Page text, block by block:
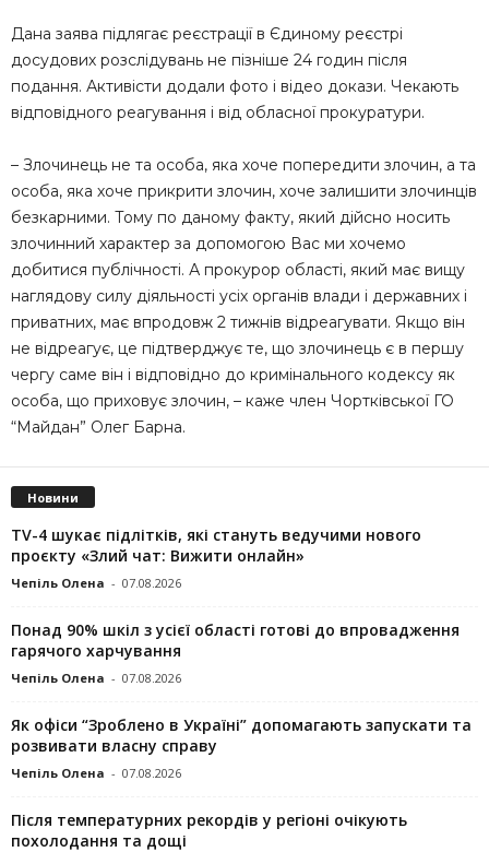
Дана заява підлягає реєстрації в Єдиному реєстрі
досудових розслідувань не пізніше 24 годин після
подання. Активісти додали фото і відео докази. Чекають
відповідного реагування і від обласної прокуратури.
– Злочинець не та особа, яка хоче попередити злочин, а та
особа, яка хоче прикрити злочин, хоче залишити злочинців
безкарними. Тому по даному факту, який дійсно носить
злочинний характер за допомогою Вас ми хочемо
добитися публічності. А прокурор області, який має вищу
наглядову силу діяльності усіх органів влади і державних і
приватних, має впродовж 2 тижнів відреагувати. Якщо він
не відреагує, це підтверджує те, що злочинець є в першу
чергу саме він і відповідно до кримінального кодексу як
особа, що приховує злочин, – каже член Чортківської ГО
“Майдан” Олег Барна.
Новини
TV-4 шукає підлітків, які стануть ведучими нового
проєкту «Злий чат: Вижити онлайн»
Чепіль Олена - 07.08.2026
Понад 90% шкіл з усієї області готові до впровадження
гарячого харчування
Чепіль Олена - 07.08.2026
Як офіси “Зроблено в Україні” допомагають запускaти та
розвивати власну справу
Чепіль Олена - 07.08.2026
Після температурних рекордів у регіоні очікують
похолодання та дощі